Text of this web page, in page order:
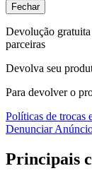
Fechar
Devolução
parceiras
Devolva seu
Para devolver o
Políticas de trocas
Denunciar
Principais